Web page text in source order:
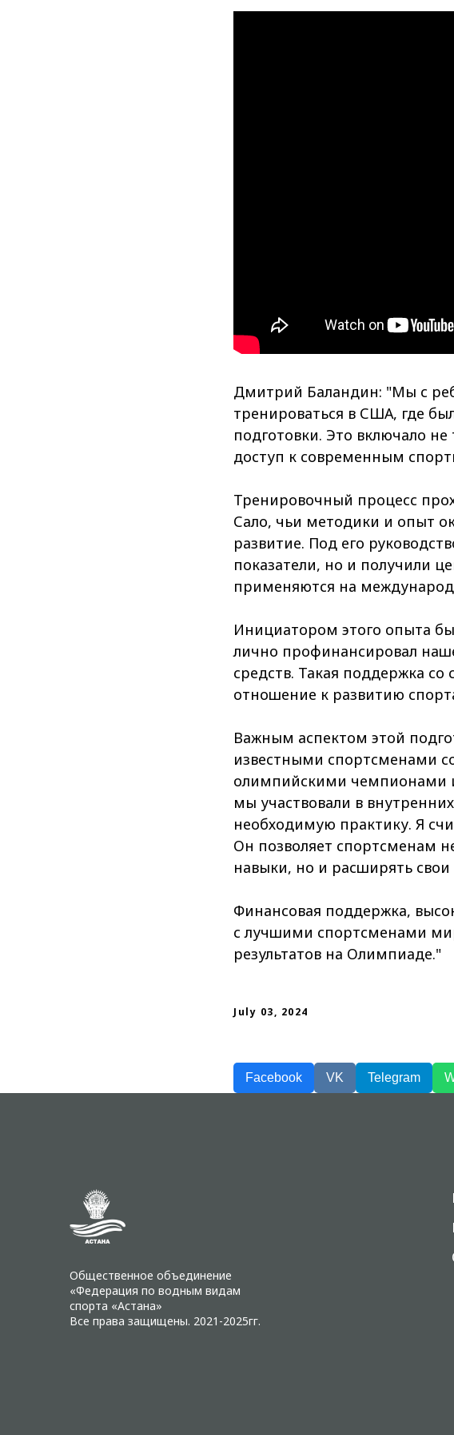
Дмитрий Баландин: "Мы с
тренироваться в США, где
подготовки. Это включало
доступ к современным
Тренировочный процесс
Сало, чьи методики и опыт
развитие. Под его
показатели, но и получили
применяются на
Инициатором этого опыта
лично профинансировал
средств. Такая поддержка со
отношение к развитию
Важным аспектом этой
известными спортсменами
олимпийскими чемпионами
мы участвовали в
необходимую практику. Я
Он позволяет спортсменам
навыки, но и расширять
Финансовая поддержка,
с лучшими спортсменами
результатов на Олимпиаде."
July 03, 2024
Facebook VK Telegram
Общественное объединение
«Федерация по водным видам
спорта «Астана»
Все права защищены. 2021-2025гг.